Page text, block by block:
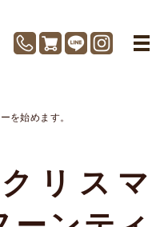
を始めます。
リスマ